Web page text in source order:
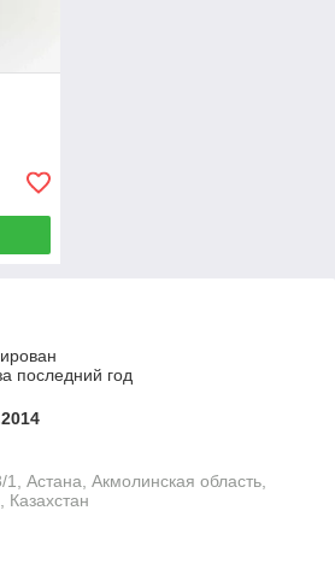
последний год
1, Астана, Акмолинская область,
Казахстан